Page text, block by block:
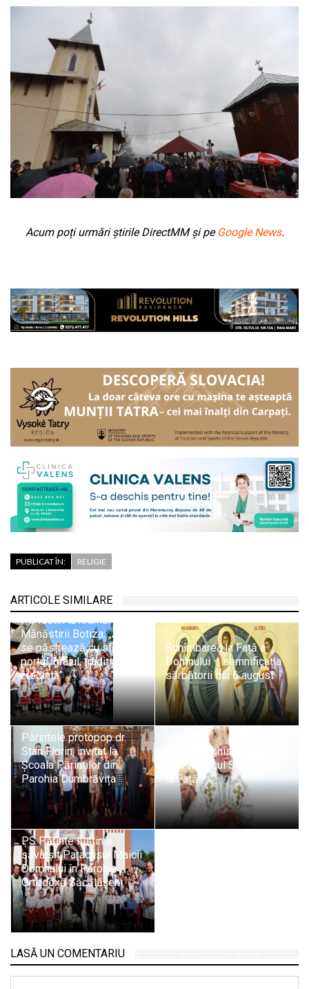
Acum poți urmări știrile DirectMM și pe Google News.
PUBLICAT ÎN: RELIGIE
ARTICOLE SIMILARE
PS Iustin la hramul
Mănăstirii Botiza: „Aici
se păstrează cu sfințenie
portul, graiul, tradiția și
credința”
Schimbarea la Față a
Domnului – semnificația
sărbătorii din 6 august
Părintele protopop dr.
Stan Florin, invitat la
Școala Părinților din
Parohia Dumbrăvița
Unde liturghisesc ierarhii
de Praznicul Schimbării
la Față
PS Părinte Iustin a
săvârșit Paraclisul Maicii
Domnului în Parohia
Ortodoxă Săcălășeni
LASĂ UN COMENTARIU